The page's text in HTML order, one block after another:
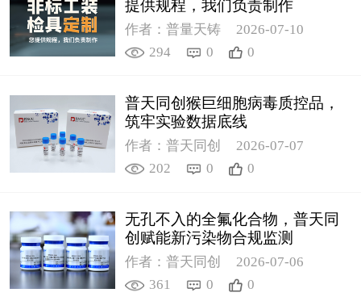
提供规程，我们负责制作
作者：普量天铸
2026-07-10
294
0 0
普天同创猴巨细胞病毒质控品，
筑牢实验数据底线
作者：普天同创
2026-07-07
202
0 0
无孔不入的全氟化合物，普天同
创赋能新污染物合规监测
作者：普天同创
2026-07-06
361
0 0